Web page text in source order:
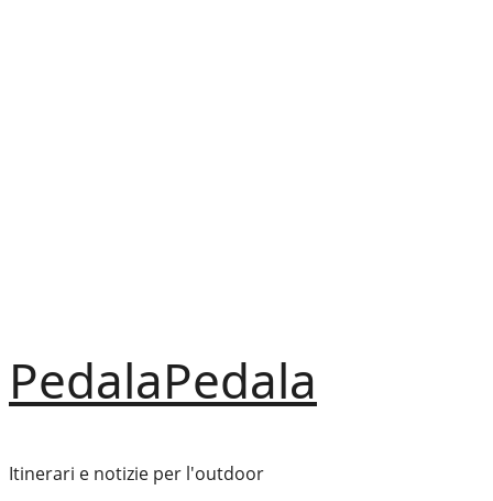
PedalaPedala
Itinerari e notizie per l'outdoor